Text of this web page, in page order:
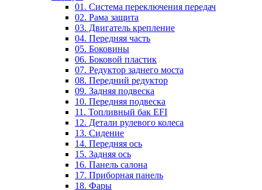
01. Система переключения передач
02. Рама защита
03. Двигатель крепление
04. Передняя часть
05. Боковины
06. Боковой пластик
07. Редуктор заднего моста
08. Передний редуктор
09. Задняя подвеска
10. Передняя подвеска
11. Топливный бак EFI
12. Детали рулевого колеса
13. Сидение
14. Передняя ось
15. Задняя ось
16. Панель салона
17. Приборная панель
18. Фары